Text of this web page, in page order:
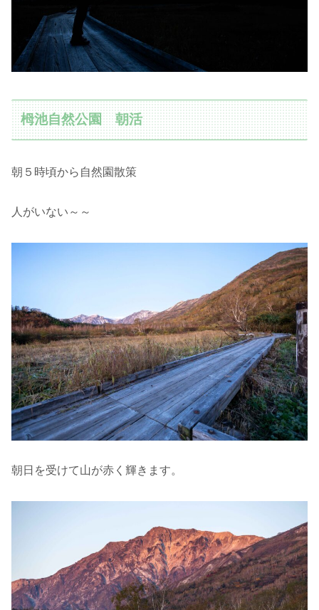
栂池自然公園 朝活
朝５時頃から自然園散策
人がいない～～
朝日を受けて山が赤く輝きます。